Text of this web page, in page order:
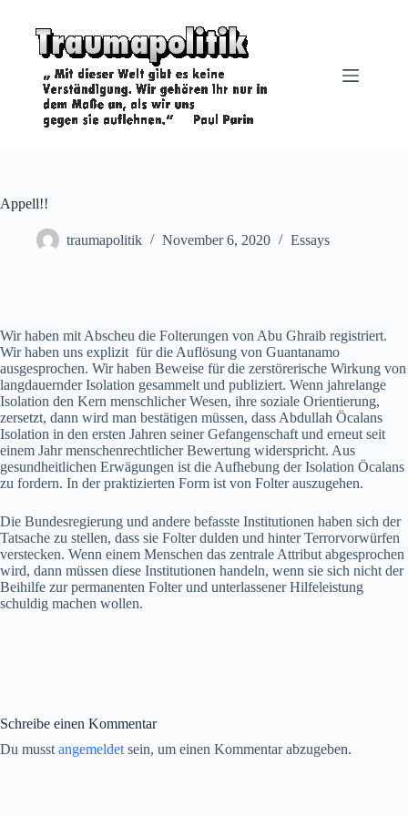
springen
Appell!!
traumapolitik November 6, 2020 Essays
Wir haben mit Abscheu die Folterungen von Abu Ghraib registriert.
Wir haben uns explizit für die Auflösung von Guantanamo
ausgesprochen. Wir haben Beweise für die zerstörerische Wirkung von
langdauernder Isolation gesammelt und publiziert. Wenn jahrelange
Isolation den Kern menschlicher Wesen, ihre soziale Orientierung,
zersetzt, dann wird man bestätigen müssen, dass Abdullah Öcalans
Isolation in den ersten Jahren seiner Gefangenschaft und erneut seit
einem Jahr menschenrechtlicher Bewertung widerspricht. Aus
gesundheitlichen Erwägungen ist die Aufhebung der Isolation Öcalans
zu fordern. In der praktizierten Form ist von Folter auszugehen.
Die Bundesregierung und andere befasste Institutionen haben sich der
Tatsache zu stellen, dass sie Folter dulden und hinter Terrorvorwürfen
verstecken. Wenn einem Menschen das zentrale Attribut abgesprochen
wird, dann müssen diese Institutionen handeln, wenn sie sich nicht der
Beihilfe zur permanenten Folter und unterlassener Hilfeleistung
schuldig machen wollen.
Schreibe einen Kommentar
Du musst angemeldet sein, um einen Kommentar abzugeben.